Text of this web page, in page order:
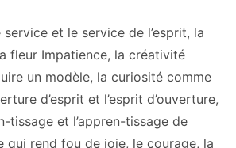
service et le service de l’esprit, la
fleur Impatience, la créativité
un modèle, la curiosité comme
d’esprit et l’esprit d’ouverture,
tissage et l’appren-tissage de
qui rend fou de joie, le courage, la